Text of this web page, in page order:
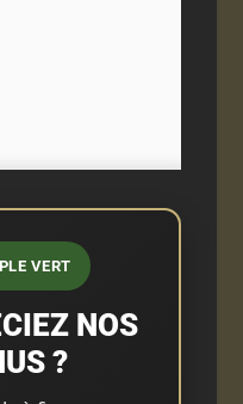
VERT
NOS
?